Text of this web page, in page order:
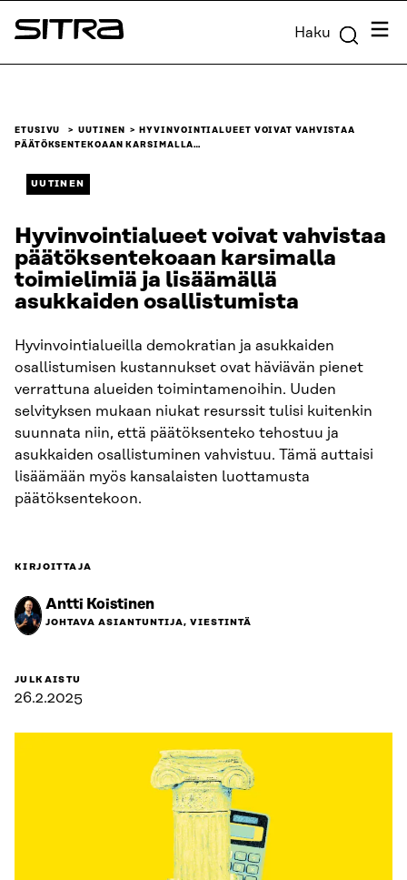
Siirry
suoraan
Sitra Haku
ETUSIVU UUTINEN
HYVINVOINTIALUEET VOIVAT VAHVISTAA
PÄÄTÖKSENTEKOAAN KARSIMALLA…
UUTINEN
Hyvinvointialueet voivat vahvistaa
päätöksentekoaan karsimalla
toimielimiä ja lisäämällä
asukkaiden osallistumista
Hyvinvointialueilla demokratian ja asukkaiden
osallistumisen kustannukset ovat häviävän pienet
verrattuna alueiden toimintamenoihin. Uuden
selvityksen mukaan niukat resurssit tulisi kuitenkin
suunnata niin, että päätöksenteko tehostuu ja
asukkaiden osallistuminen vahvistuu. Tämä auttaisi
lisäämään myös kansalaisten luottamusta
päätöksentekoon.
KIRJOITTAJA
Antti Koistinen
JOHTAVA ASIANTUNTIJA, VIESTINTÄ
JULKAISTU
26.2.2025